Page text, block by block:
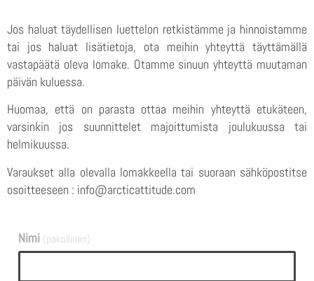
Jos haluat täydellisen luettelon retkistämme ja hinnoistamme
tai jos haluat lisätietoja, ota meihin yhteyttä täyttämällä
vastapäätä oleva lomake. Otamme sinuun yhteyttä muutaman
päivän kuluessa.
Huomaa, että on parasta ottaa meihin yhteyttä etukäteen,
varsinkin jos suunnittelet majoittumista joulukuussa tai
helmikuussa.
Varaukset alla olevalla lomakkeella tai suoraan sähköpostitse
osoitteeseen : info@arcticattitude.com
Nimi (pakollinen)